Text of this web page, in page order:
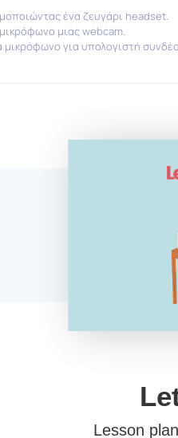
ένα ζευγάρι headset.
μιας webcam.
για υπολογιστή
Community for Active
for the production of this publication does not
reflect the views only of the authors, and the
which may be made of the information
NonCommercial 4.0